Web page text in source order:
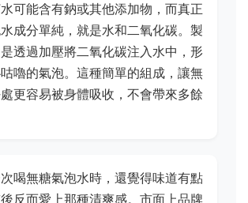
可能含有鈉或其他添加物，而真正
成分單純，就是水和二氧化碳。製
透過加壓將二氧化碳注入水中，形
嚕的氣泡。這種簡單的組成，讓無
更容易被身體吸收，不會帶來多餘
喝無糖氣泡水時，還覺得味道有點
反而愛上那種清爽感。市面上品牌